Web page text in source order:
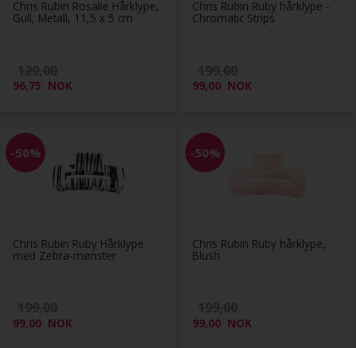
Chris Rubin Rosalie Hårklype,
Gull, Metall, 11,5 x 5 cm
96,75 NOK
Chris Rubin Ruby hårklype -
Chromatic Strips
99,00 NOK
-50%
Chris Rubin Ruby Hårklype
med Zebra-mønster
99,00 NOK
-50%
Chris Rubin Ruby hårklype,
Blush
99,00 NOK